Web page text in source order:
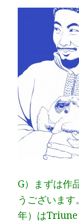
G）まずは
うございま
年）はTriune